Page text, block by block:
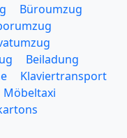
Büroumzug
Beiladung
Klaviertransport
Möbeltaxi